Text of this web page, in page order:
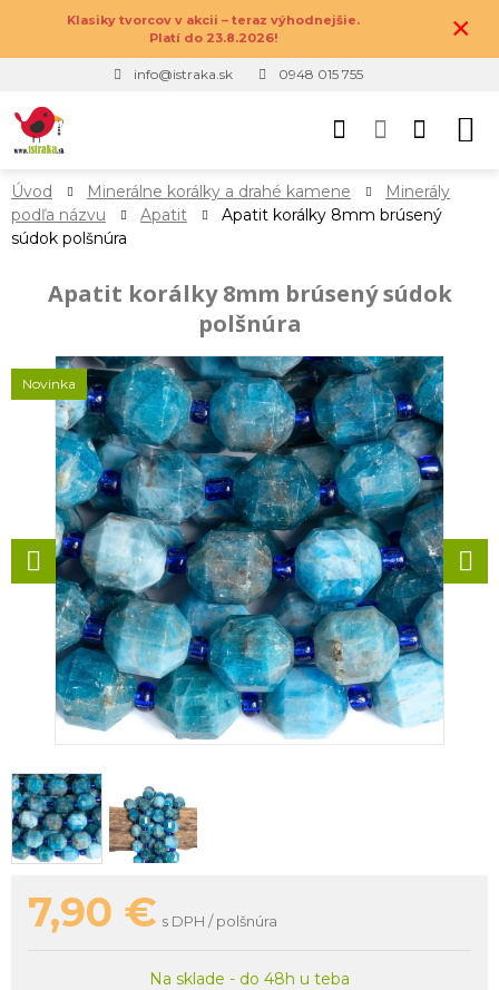
Klasiky tvorcov v akcii – teraz výhodnejšie.
Platí do 23.8.2026!
×
info@istraka.sk 0948 015 755
Úvod Minerálne korálky a drahé kamene
Minerály
podľa názvu
Apatit
Apatit korálky 8mm brúsený
súdok polšnúra
Apatit korálky 8mm brúsený súdok
polšnúra
Novinka
7,90 € s DPH / polšnúra
Na sklade - do 48h u teba